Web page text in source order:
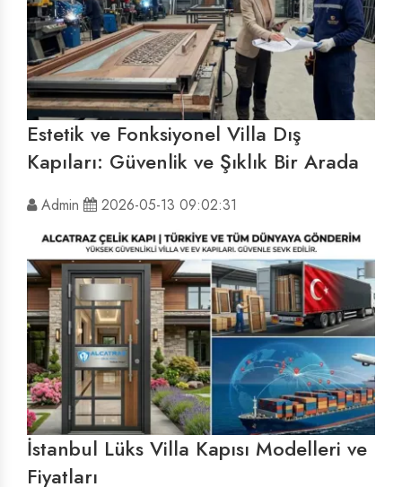
Estetik ve Fonksiyonel Villa Dış
Kapıları: Güvenlik ve Şıklık Bir Arada
Admin 2026-05-13 09:02:31
İstanbul Lüks Villa Kapısı Modelleri ve
Fiyatları